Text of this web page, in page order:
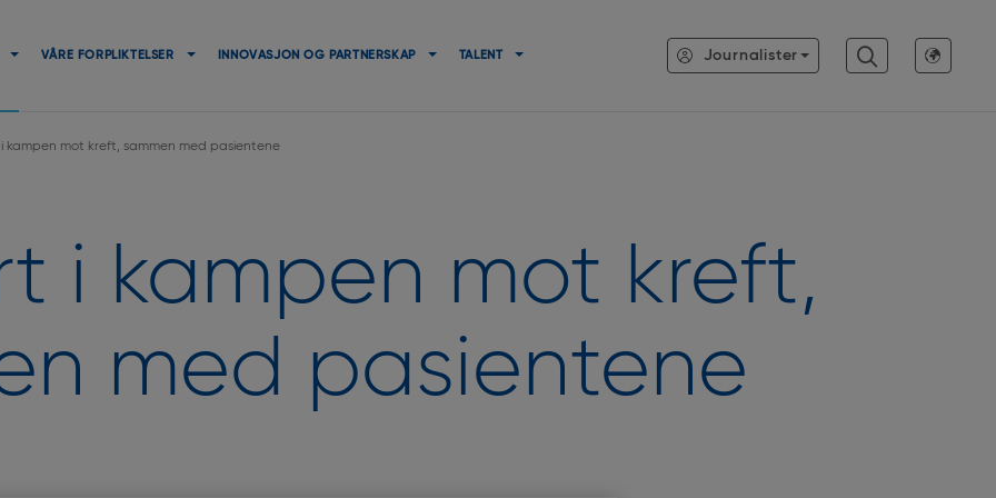
principale
VÅRE FORPLIKTELSER INNOVASJON OG PARTNERSKAP TALENT Journalister
i kampen mot kreft, sammen med pasientene
i kampen mot kreft,
med pasientene